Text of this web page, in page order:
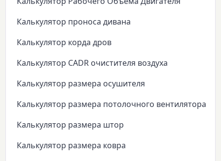
Калькулятор проноса дивана
Калькулятор корда дров
Калькулятор CADR очистителя воздуха
Калькулятор размера осушителя
Калькулятор размера потолочного вентилятора
Калькулятор размера штор
Калькулятор размера ковра